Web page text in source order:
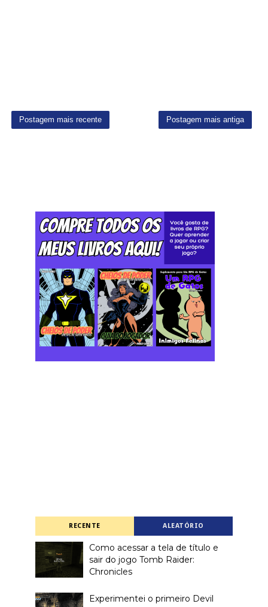
Postagem mais recente Postagem mais antiga
RECENTE ALEATÓRIO
Como acessar a tela de título e
sair do jogo Tomb Raider:
Chronicles
Experimentei o primeiro Devil